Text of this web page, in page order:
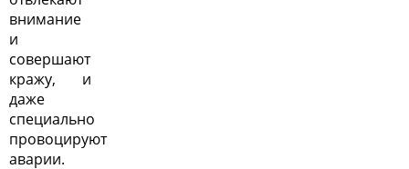
внимание
и
совершают
кражу, и
даже
специально
провоцируют
аварии.